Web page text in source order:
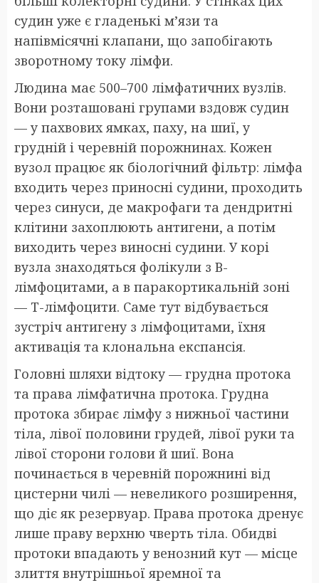
судин уже є гладенькі м’язи та
напівмісячні клапани, що запобігають
зворотному току лімфи.
Людина має 500–700 лімфатичних вузлів.
Вони розташовані групами вздовж судин
— у пахвових ямках, паху, на шиї, у
грудній і черевній порожнинах. Кожен
вузол працює як біологічний фільтр: лімфа
входить через приносні судини, проходить
через синуси, де макрофаги та дендритні
клітини захоплюють антигени, а потім
виходить через виносні судини. У корі
вузла знаходяться фолікули з В-
лімфоцитами, а в паракортикальній зоні
— Т-лімфоцити. Саме тут відбувається
зустріч антигену з лімфоцитами, їхня
активація та клональна експансія.
Головні шляхи відтоку — грудна протока
та права лімфатична протока. Грудна
протока збирає лімфу з нижньої частини
тіла, лівої половини грудей, лівої руки та
лівої сторони голови й шиї. Вона
починається в черевній порожнині від
цистерни чилі — невеликого розширення,
що діє як резервуар. Права протока дренує
лише праву верхню чверть тіла. Обидві
протоки впадають у венозний кут — місце
злиття внутрішньої яремної та